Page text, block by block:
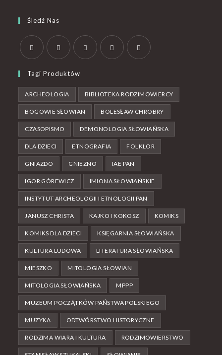
Śledź Nas
Tagi Produktów
ARCHEOLOGIA BIBLIOTEKA RODZIMOWIERCY
BOGOWIE SŁOWIAN BOLESŁAW CHROBRY
CZASOPISMO DEMONOLOGIA SŁOWIAŃSKA
DLA DZIECI ETNOGRAFIA FOLKLOR
GNIAZDO GNIEZNO IAE PAN
IGOR GÓREWICZ IMIONA SŁOWIAŃSKIE
INSTYTUT ARCHEOLOGII I ETNOLOGII PAN
JANUSZ CHRISTA KAJKO I KOKOSZ KOMIKS
KOMIKS DLA DZIECI KSIĘGARNIA SŁOWIAŃSKA
KULTURA LUDOWA LITERATURA SŁOWIAŃSKA
MIESZKO MITOLOGIA SŁOWIAN
MITOLOGIA SŁOWIAŃSKA MPPP
MUZEUM POCZĄTKÓW PAŃSTWA POLSKIEGO
MUZYKA ODTWÓRSTWO HISTORYCZNE
RODZIMA WIARA I KULTURA RODZIMOWIERSTWO